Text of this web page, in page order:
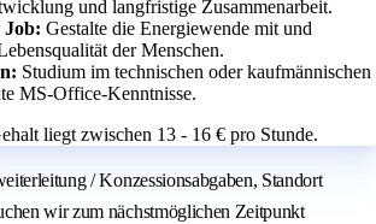
und langfristige Zusammenarbeit.
Job: Gestalte die Energiewende mit und
der Menschen.
Studium im technischen oder kaufmännischen
MS-Office-Kenntnisse.
liegt zwischen 13 - 16 € pro Stunde.
/ Konzessionsabgaben, Standort
wir zum nächstmöglichen Zeitpunkt